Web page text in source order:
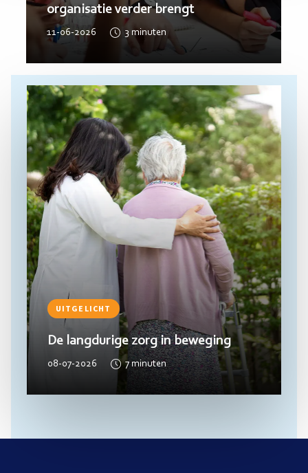
organisatie verder brengt
11-06-2026 3 minuten
UITGELICHT
De langdurige zorg in beweging
08-07-2026 7 minuten
Lees
meer